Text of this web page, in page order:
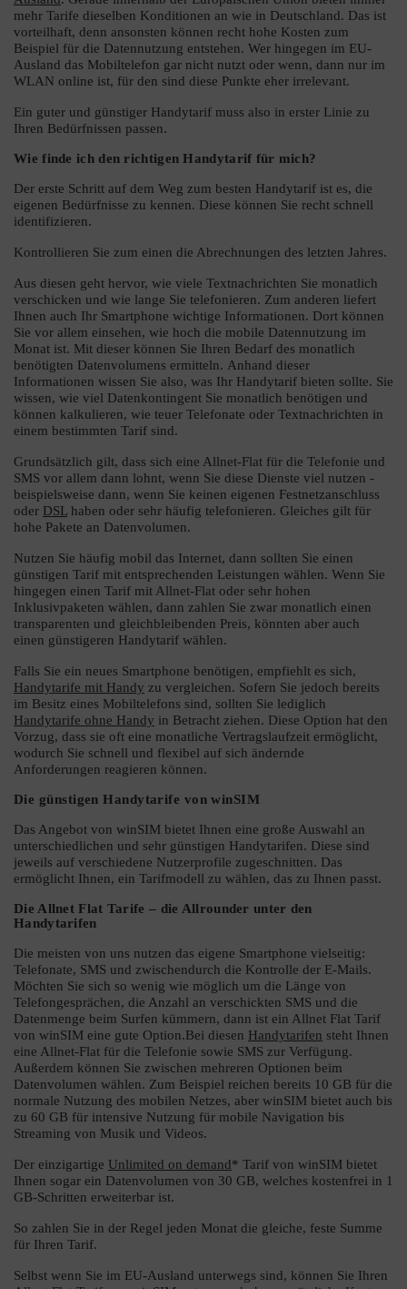
mehr Tarife dieselben Konditionen an wie in Deutschland. Das ist
vorteilhaft, denn ansonsten können recht hohe Kosten zum
Beispiel für die Datennutzung entstehen. Wer hingegen im EU-
Ausland das Mobiltelefon gar nicht nutzt oder wenn, dann nur im
WLAN online ist, für den sind diese Punkte eher irrelevant.
Ein guter und günstiger Handytarif muss also in erster Linie zu
Ihren Bedürfnissen passen.
Wie finde ich den richtigen Handytarif für mich?
Der erste Schritt auf dem Weg zum besten Handytarif ist es, die
eigenen Bedürfnisse zu kennen. Diese können Sie recht schnell
identifizieren.
Kontrollieren Sie zum einen die Abrechnungen des letzten Jahres.
Aus diesen geht hervor, wie viele Textnachrichten Sie monatlich
verschicken und wie lange Sie telefonieren. Zum anderen liefert
Ihnen auch Ihr Smartphone wichtige Informationen. Dort können
Sie vor allem einsehen, wie hoch die mobile Datennutzung im
Monat ist. Mit dieser können Sie Ihren Bedarf des monatlich
benötigten Datenvolumens ermitteln. Anhand dieser
Informationen wissen Sie also, was Ihr Handytarif bieten sollte. Sie
wissen, wie viel Datenkontingent Sie monatlich benötigen und
können kalkulieren, wie teuer Telefonate oder Textnachrichten in
einem bestimmten Tarif sind.
Grundsätzlich gilt, dass sich eine Allnet-Flat für die Telefonie und
SMS vor allem dann lohnt, wenn Sie diese Dienste viel nutzen -
beispielsweise dann, wenn Sie keinen eigenen Festnetzanschluss
oder DSL haben oder sehr häufig telefonieren. Gleiches gilt für
hohe Pakete an Datenvolumen.
Nutzen Sie häufig mobil das Internet, dann sollten Sie einen
günstigen Tarif mit entsprechenden Leistungen wählen. Wenn Sie
hingegen einen Tarif mit Allnet-Flat oder sehr hohen
Inklusivpaketen wählen, dann zahlen Sie zwar monatlich einen
transparenten und gleichbleibenden Preis, könnten aber auch
einen günstigeren Handytarif wählen.
Falls Sie ein neues Smartphone benötigen, empfiehlt es sich,
Handytarife mit Handy zu vergleichen. Sofern Sie jedoch bereits
im Besitz eines Mobiltelefons sind, sollten Sie lediglich
Handytarife ohne Handy in Betracht ziehen. Diese Option hat den
Vorzug, dass sie oft eine monatliche Vertragslaufzeit ermöglicht,
wodurch Sie schnell und flexibel auf sich ändernde
Anforderungen reagieren können.
Die günstigen Handytarife von winSIM
Das Angebot von winSIM bietet Ihnen eine große Auswahl an
unterschiedlichen und sehr günstigen Handytarifen. Diese sind
jeweils auf verschiedene Nutzerprofile zugeschnitten. Das
ermöglicht Ihnen, ein Tarifmodell zu wählen, das zu Ihnen passt.
Die Allnet Flat Tarife – die Allrounder unter den
Handytarifen
Die meisten von uns nutzen das eigene Smartphone vielseitig:
Telefonate, SMS und zwischendurch die Kontrolle der E-Mails.
Möchten Sie sich so wenig wie möglich um die Länge von
Telefongesprächen, die Anzahl an verschickten SMS und die
Datenmenge beim Surfen kümmern, dann ist ein Allnet Flat Tarif
von winSIM eine gute Option.Bei diesen Handytarifen steht Ihnen
eine Allnet-Flat für die Telefonie sowie SMS zur Verfügung.
Außerdem können Sie zwischen mehreren Optionen beim
Datenvolumen wählen. Zum Beispiel reichen bereits 10 GB für die
normale Nutzung des mobilen Netzes, aber winSIM bietet auch bis
zu 60 GB für intensive Nutzung für mobile Navigation bis
Streaming von Musik und Videos.
Der einzigartige Unlimited on demand* Tarif von winSIM bietet
Ihnen sogar ein Datenvolumen von 30 GB, welches kostenfrei in 1
GB-Schritten erweiterbar ist.
So zahlen Sie in der Regel jeden Monat die gleiche, feste Summe
für Ihren Tarif.
Selbst wenn Sie im EU-Ausland unterwegs sind, können Sie Ihren